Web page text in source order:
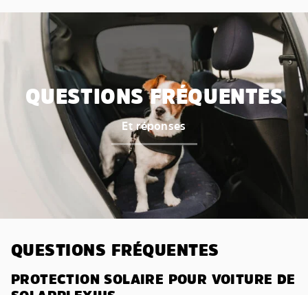
QUESTIONS FRÉQUENTES
Et réponses
QUESTIONS FRÉQUENTES
PROTECTION SOLAIRE POUR VOITURE DE